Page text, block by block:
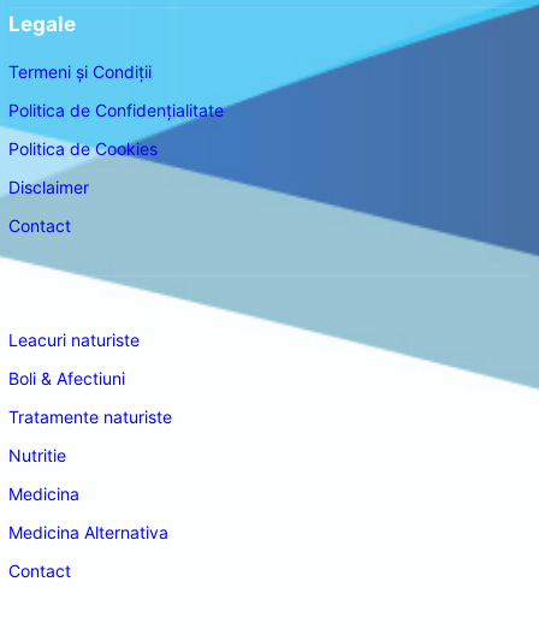
Legale
Termeni și Condiții
Politica de Confidențialitate
Politica de Cookies
Disclaimer
Contact
Leacuri naturiste
Boli & Afectiuni
Tratamente naturiste
Nutritie
Medicina
Medicina Alternativa
Contact